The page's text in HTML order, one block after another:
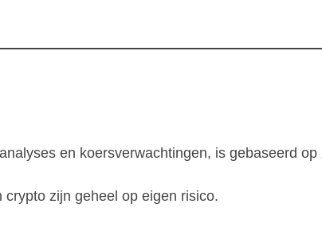
en koersverwachtingen, is gebaseerd
zijn geheel op eigen risico.